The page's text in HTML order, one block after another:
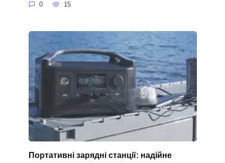
0 15
Портативні зарядні станції: надійне